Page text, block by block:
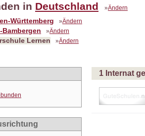
in Deutschland »Ändern
Württemberg »Ändern
»Ändern
Lernen »Ändern
1 Internat